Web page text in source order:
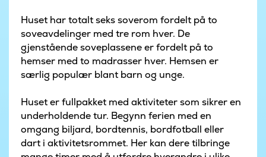
Huset har totalt seks soverom fordelt på to
soveavdelinger med tre rom hver. De
gjenstående soveplassene er fordelt på to
hemser med to madrasser hver. Hemsen er
særlig populær blant barn og unge.
Huset er fullpakket med aktiviteter som sikrer en
underholdende tur. Begynn ferien med en
omgang biljard, bordtennis, bordfotball eller
dart i aktivitetsrommet. Her kan dere tilbringe